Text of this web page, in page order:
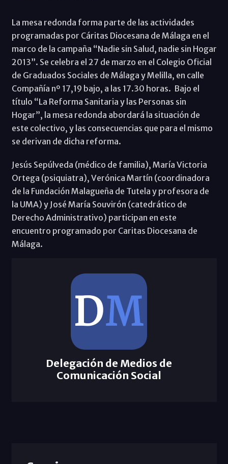
La mesa redonda forma parte de las actividades
programadas por Cáritas Diocesana de Málaga en el
marco de la campaña “Nadie sin Salud, nadie sin Hogar
2013”. Se celebra el 27 de marzo en el Colegio Oficial
de Graduados Sociales de Málaga y Melilla, en calle
Compañía nº 17,19 bajo, a las 17.30 horas. Bajo el
título “La Reforma Sanitaria y las Personas sin
Hogar”, la mesa redonda abordará la situación de
este colectivo, y las consecuencias que para el mismo
se derivan de dicha reforma.
Jesús Sepúlveda (médico de familia), María Victoria
Ortega (psiquiatra), Verónica Martín (coordinadora
de la Fundación Malagueña de Tutela y profesora de
la UMA) y José María Souvirón (catedrático de
Derecho Administrativo) participan en este
encuentro programado por Caritas Diocesana de
Málaga.
Delegación de Medios de
Comunicación Social